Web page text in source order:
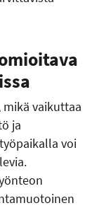
mikä vaikuttaa
ja
voi